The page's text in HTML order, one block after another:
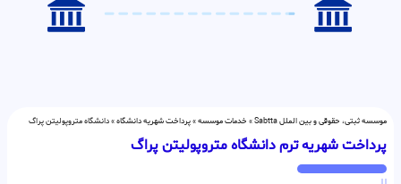
موسسه ثبتی، حقوقی و بین الملل Sabtta » خدمات موسسه»پرداخت شهریه دانشگاه»دانشگاه متروپولیتن پراگ
پرداخت شهریه ترم دانشگاه متروپولیتن پراگ